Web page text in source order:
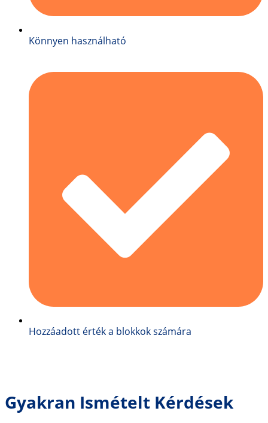
Könnyen használható
Hozzáadott érték a blokkok számára
Gyakran Ismételt Kérdések